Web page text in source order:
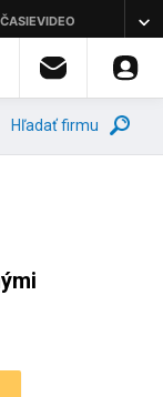
Hľadať firmu